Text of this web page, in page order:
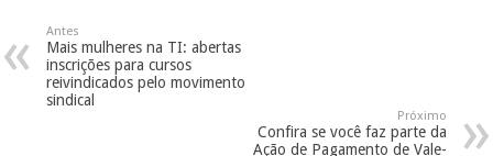
Antes
Mais mulheres na TI: abertas
inscrições para cursos
reivindicados pelo movimento
sindical
Próximo
Confira se você faz parte da
Ação de Pagamento de Vale-